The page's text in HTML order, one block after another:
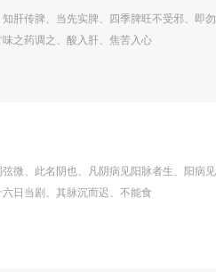
肝传脾、当先实脾、四季脾旺不受邪、即
之药调之、酸入肝、焦苦入心
微、此名阴也、凡阴病见阳脉者生、阳病
日当剧、其脉沉而迟、不能食